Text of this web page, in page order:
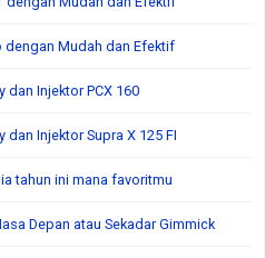
dengan Mudah dan Efektif
dan Injektor PCX 160
Injektor Supra X 125 FI
tahun ini mana favoritmu
Depan atau Sekadar Gimmick